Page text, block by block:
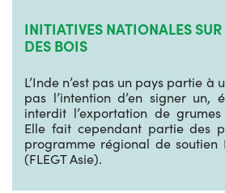
INITIATIVES NATIONALES
DES BOIS
L’Inde n’est pas un pays partie à
pas l’intention d’en signer un,
interdit l’exportation de
Elle fait cependant partie des
programme régional de soutien
(FLEGT Asie).